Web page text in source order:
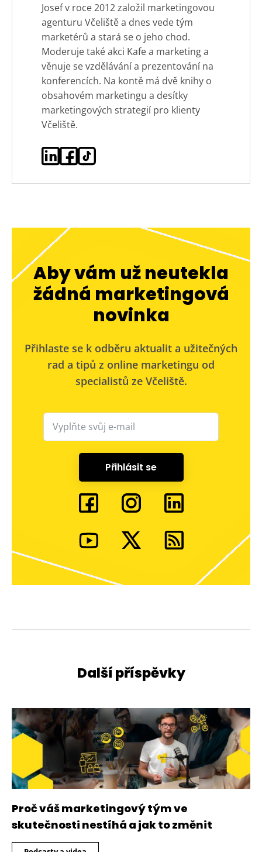
Josef v roce 2012 založil marketingovou
agenturu Včeliště a dnes vede tým
marketérů a stará se o jeho chod.
Moderuje také akci Kafe a marketing a
věnuje se vzdělávání a prezentování na
konferencích. Na kontě má dvě knihy o
obsahovém marketingu a desítky
marketingových strategií pro klienty
Včeliště.
Aby vám už neutekla
žádná marketingová
novinka
Přihlaste se k odběru aktualit a užitečných
rad a tipů z online marketingu od
specialistů ze Včeliště.
Přihlásit se
Další příspěvky
Proč váš marketingový tým ve
skutečnosti nestíhá a jak to změnit